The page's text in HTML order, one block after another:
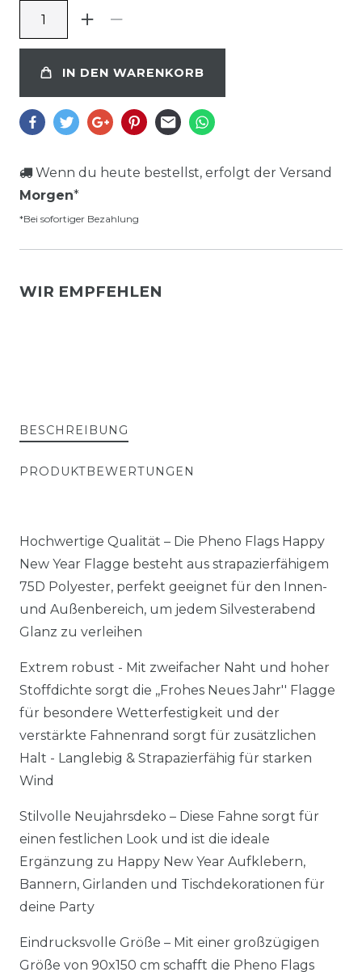
IN DEN WARENKORB
Wenn du heute bestellst, erfolgt der Versand
Morgen*
*Bei sofortiger Bezahlung
WIR EMPFEHLEN
BESCHREIBUNG
PRODUKTBEWERTUNGEN
Hochwertige Qualität – Die Pheno Flags Happy
New Year Flagge besteht aus strapazierfähigem
75D Polyester, perfekt geeignet für den Innen-
und Außenbereich, um jedem Silvesterabend
Glanz zu verleihen
Extrem robust - Mit zweifacher Naht und hoher
Stoffdichte sorgt die ,,Frohes Neues Jahr'' Flagge
für besondere Wetterfestigkeit und der
verstärkte Fahnenrand sorgt für zusätzlichen
Halt - Langlebig & Strapazierfähig für starken
Wind
Stilvolle Neujahrsdeko – Diese Fahne sorgt für
einen festlichen Look und ist die ideale
Ergänzung zu Happy New Year Aufklebern,
Bannern, Girlanden und Tischdekorationen für
deine Party
Eindrucksvolle Größe – Mit einer großzügigen
Größe von 90x150 cm schafft die Pheno Flags